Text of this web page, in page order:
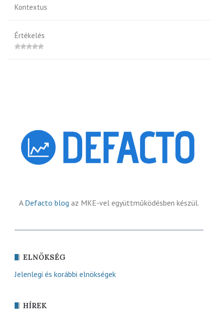
Kontextus
Értékelés
A Defacto blog az MKE-vel együttműködésben készül.
ELNÖKSÉG
Jelenlegi és korábbi elnökségek
HÍREK